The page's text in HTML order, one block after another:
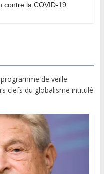
contre la COVID-19
de veille
clefs du globalisme intitulé